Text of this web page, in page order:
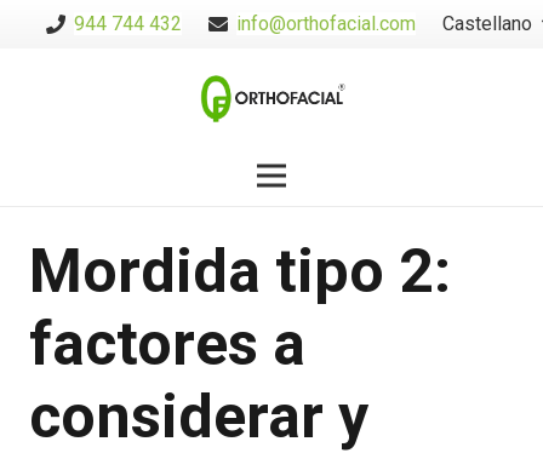
944 744 432 info@orthofacial.com Castellano
Mordida tipo 2:
factores a
considerar y